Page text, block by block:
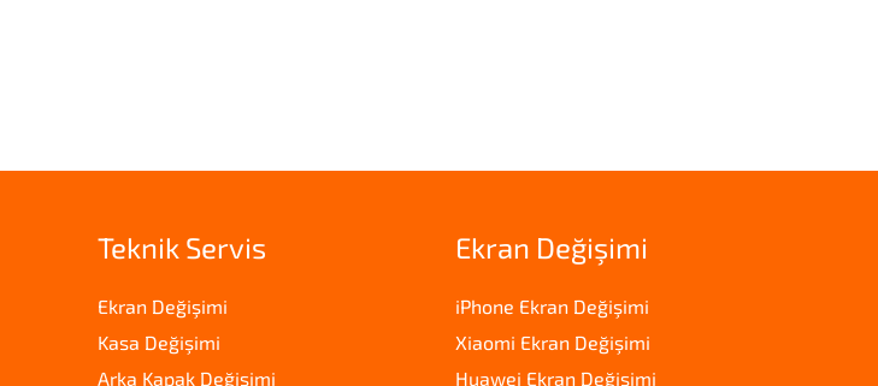
Teknik Servis
Ekran Değişimi
Kasa Değişimi
Arka Kapak Değişimi
Ekran Değişimi
iPhone Ekran Değişimi
Xiaomi Ekran Değişimi
Huawei Ekran Değişimi